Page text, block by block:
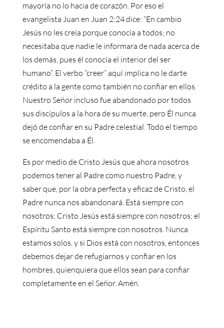
mayoría no lo hacia de corazón. Por eso el
evangelista Juan en Juan 2:24 dice: “En cambio
Jesús no les creía porque conocía a todos; no
necesitaba que nadie le informara de nada acerca de
los demás, pues él conocía el interior del ser
humano”. El verbo “creer” aquí implica no le darte
crédito a la gente como también no confiar en ellos.
Nuestro Señor incluso fue abandonado por todos
sus discípulos a la hora de su muerte, pero Él nunca
dejó de confiar en su Padre celestial. Todo el tiempo
se encomendaba a Él.
Es por medio de Cristo Jesús que ahora nosotros
podemos tener al Padre como nuestro Padre, y
saber que, por la obra perfecta y eficaz de Cristo, el
Padre nunca nos abandonará. Está siempre con
nosotros; Cristo Jesús está siempre con nosotros; el
Espíritu Santo está siempre con nosotros. Nunca
estamos solos, y si Dios está con nosotros, entonces
debemos dejar de refugiarnos y confiar en los
hombres, quienquiera que ellos sean para confiar
completamente en el Señor. Amén.